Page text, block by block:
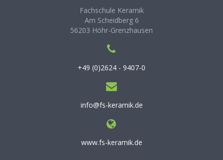
Fachschule Keramik
Am Scheidberg 6
56203 Höhr-Grenzhausen
+49 (0)2624 - 9407-0
info@fs-keramik.de
www.fs-keramik.de